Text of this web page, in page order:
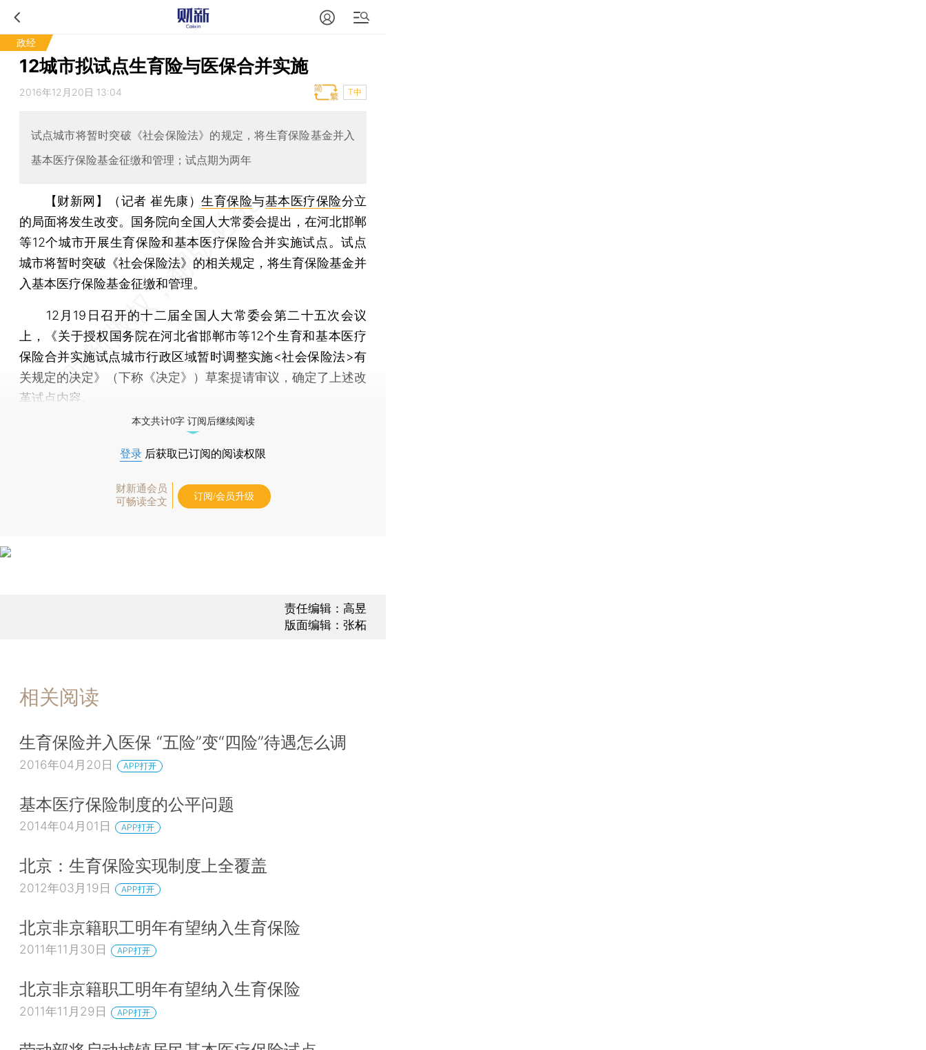
政经
12城市拟试点生育险与医保合并实施
2016年12月20日 13:04 T中
试点城市将暂时突破《社会保险法》的规定，将生育保险基金并入
基本医疗保险基金征缴和管理；试点期为两年
【财新网】（记者 崔先康）生育保险与基本医疗保险分立
的局面将发生改变。国务院向全国人大常委会提出，在河北邯郸
等12个城市开展生育保险和基本医疗保险合并实施试点。试点
城市将暂时突破《社会保险法》的相关规定，将生育保险基金并
入基本医疗保险基金征缴和管理。
12月19日召开的十二届全国人大常委会第二十五次会议
上，《关于授权国务院在河北省邯郸市等12个生育和基本医疗
保险合并实施试点城市行政区域暂时调整实施<社会保险法>有
关规定的决定》（下称《决定》）草案提请审议，确定了上述改
革试点内容。
本文共计0字 订阅后继续阅读
登录 后获取已订阅的阅读权限
财新通会员
可畅读全文
订阅/会员升级
责任编辑：高昱
版面编辑：张柘
相关阅读
生育保险并入医保 “五险”变“四险”待遇怎么调
2016年04月20日 APP打开
基本医疗保险制度的公平问题
2014年04月01日 APP打开
北京：生育保险实现制度上全覆盖
2012年03月19日 APP打开
北京非京籍职工明年有望纳入生育保险
2011年11月30日 APP打开
北京非京籍职工明年有望纳入生育保险
2011年11月29日 APP打开